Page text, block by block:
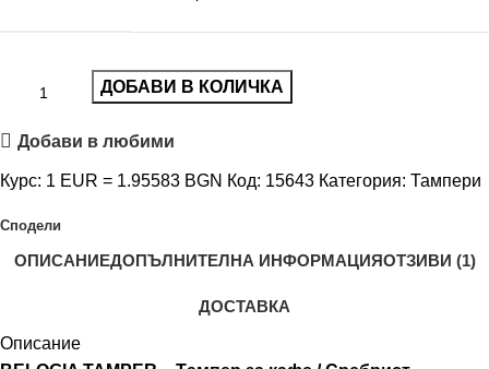
ДОБАВИ В КОЛИЧКА
Добави в любими
Курс: 1 EUR = 1.95583 BGN Код: 15643 Категория: Тампери
Сподели
ОПИСАНИЕДОПЪЛНИТЕЛНА ИНФОРМАЦИЯОТЗИВИ (1)
ДОСТАВКА
Описание